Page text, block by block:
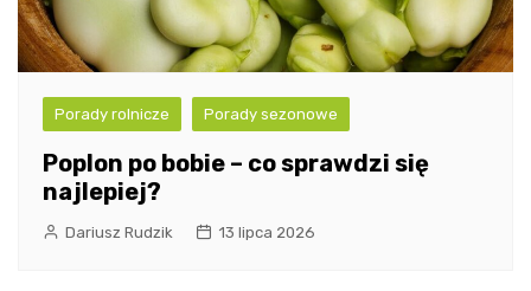
Porady rolnicze Porady sezonowe
Poplon po bobie – co sprawdzi się
najlepiej?
Dariusz Rudzik 13 lipca 2026